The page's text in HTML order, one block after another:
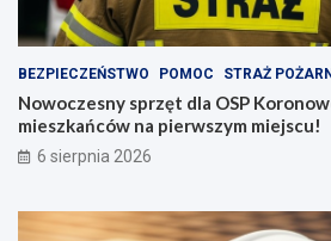
BEZPIECZEŃSTWO POMOC STRAŻ
Nowoczesny sprzęt dla OSP
mieszkańców na pierwszym miejscu!
6 sierpnia 2026